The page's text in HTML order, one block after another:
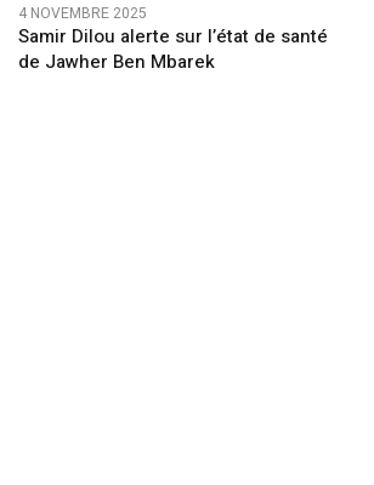
4 NOVEMBRE 2025
Samir Dilou alerte sur l’état de santé
de Jawher Ben Mbarek